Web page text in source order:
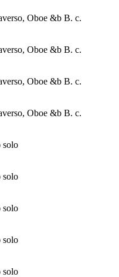
Oboe &b B. c.
Oboe &b B. c.
Oboe &b B. c.
Oboe &b B. c.
solo
solo
solo
solo
solo